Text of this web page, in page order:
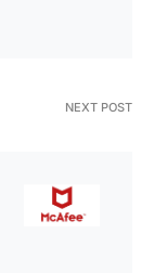
NEXT POST